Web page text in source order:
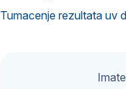
Tumacenje rezultata uv